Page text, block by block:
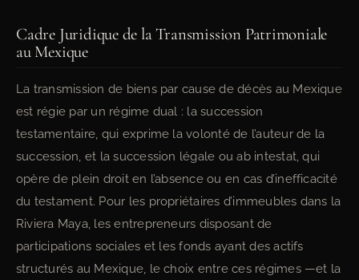
Cadre Juridique de la Transmission Patrimoniale
au Mexique
La transmission de biens par cause de décès au Mexique
est régie par un régime dual : la succession
testamentaire, qui exprime la volonté de l’auteur de la
succession, et la succession légale ou ab intestat, qui
opère de plein droit en l’absence ou en cas d’inefficacité
du testament. Pour les propriétaires d’immeubles dans la
Riviera Maya, les entrepreneurs disposant de
participations sociales et les fonds ayant des actifs
structurés au Mexique, le choix entre ces régimes —et la